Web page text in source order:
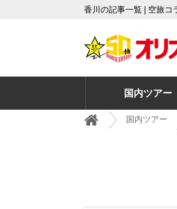
香川の記事一覧 | 空旅コ
国内ツアー
国内ツアー